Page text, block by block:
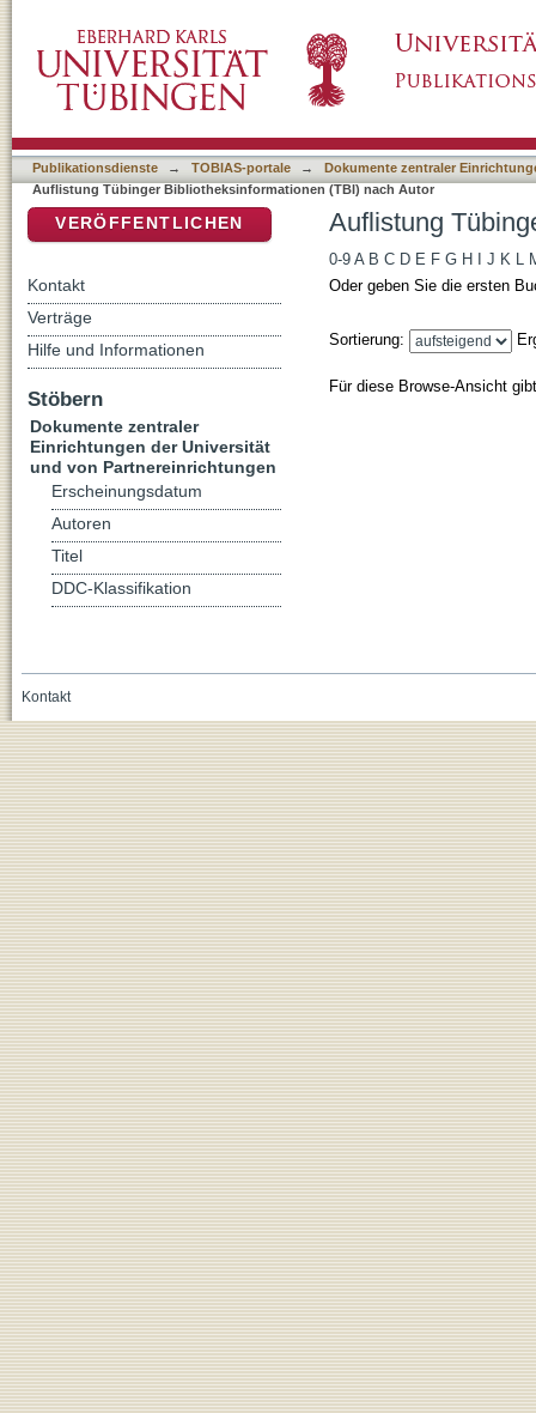
Publikationsdienste → TOBIAS-portale →
Dokumente zentraler
Auflistung Tübinger Bibliotheksinformationen (TBI) nach Autor
Auflistung
0-9 A B C D E F G H J K L
Oder geben Sie die ersten
Sortierung:
Für diese Browse-Ansicht
VERÖFFENTLICHEN
Kontakt
Verträge
Hilfe und Informationen
Stöbern
Dokumente zentraler
Einrichtungen der Universität
und von Partnereinrichtungen
Erscheinungsdatum
Autoren
Titel
DDC-Klassifikation
Kontakt